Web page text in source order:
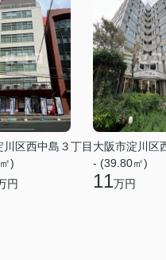
川区西中島３丁目
)
円
大阪市淀川区
- (39.80㎡)
11万円